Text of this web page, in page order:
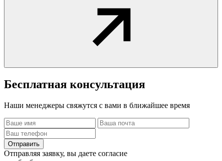
Бесплатная консультация
Наши менеджеры свяжутся с вами в ближайшее время
Отправить
Отправляя заявку, вы даете согласие